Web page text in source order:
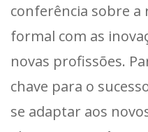
conferência sobre a
formal com as
novas profissões.
chave para o
se adaptar aos